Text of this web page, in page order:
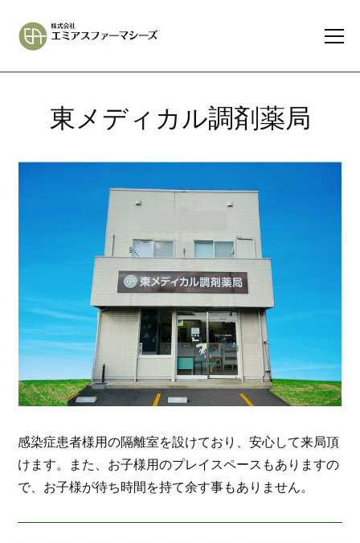
東メディカル調剤薬局
感染症患者様用の隔離室を設けており、安心して来局頂
けます。また、お子様用のプレイスペースもありますの
で、お子様が待ち時間を持て余す事もありません。